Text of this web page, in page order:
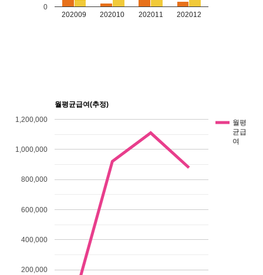
202009 202010 202011 202012
0
월평균급여(추정)
월평
균급
여
200,000
400,000
600,000
800,000
1,000,000
1,200,000